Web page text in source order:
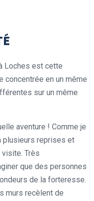
Loches est cette
concentrée en un même
sur un même
aventure ! Comme je
plusieurs reprises et
Très
que des personnes
de la forteresse.
murs recèlent de